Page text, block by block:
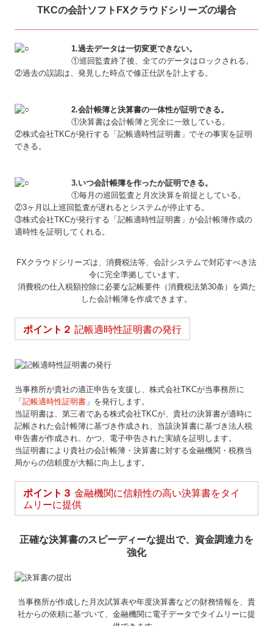
TKCの会計ソフトFXクラウドシリーズの場合
1.過去データは一切変更できない。
①巡回監査終了後、全てのデータはロックされる。
②過去の誤認は、発見した時点で修正仕訳を計上する。
2.会計帳簿と決算書の一体性が証明できる。
①決算書は会計帳簿と完全に一致している。
②株式会社TKCが発行する「記帳適時性証明書」でその事実を証明
できる。
3.いつ会計帳簿を作ったか証明できる。
①毎月の巡回監査と月次決算を前提としている。
②3ヶ月以上巡回監査が遅れるとシステムが停止する。
③株式会社TKCが発行する「記帳適時性証明書」が会計帳簿作成の
適時性を証明してくれる。
FXクラウドシリーズは、消費税法等、会計システムで対応すべき法
令に完全準拠しています。
消費税の仕入税額控除に必要な記帳要件（消費税法第30条）を満た
した会計帳簿を作成できます。
ポイント２記帳適時性証明書の発行
当事務所が貴社の適正申告を支援し、株式会社TKCが当事務所に
「記帳適時性証明書 」を発行します。
当証明書は、第三者である株式会社TKCが、貴社の決算書が適時に
記帳された会計帳簿に基づき作成され、当該決算書に基づき法人税
申告書が作成され、かつ、電子申告された実績を証明します。
当証明書により貴社の会計帳簿・決算書に対する金融機関・税務当
局からの信頼度が大幅に向上します。
ポイント３金融機関に信頼性の高い決算書をタイ
ムリーに提供
正確な決算書のスピーディーな提出で、資金調達力を
強化
当事務所が作成した月次試算表や年度決算書などの財務情報を、 貴
社からの依頼に基づいて、金融機関に電子データでタイムリーに提